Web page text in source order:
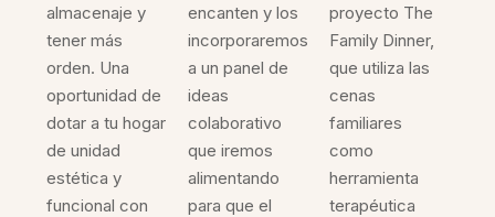
almacenaje y
tener más
orden. Una
oportunidad de
dotar a tu hogar
de unidad
estética y
funcional con
encanten y los
incorporaremos
a un panel de
ideas
colaborativo
que iremos
alimentando
para que el
proyecto The
Family Dinner,
que utiliza las
cenas
familiares
como
herramienta
terapéutica